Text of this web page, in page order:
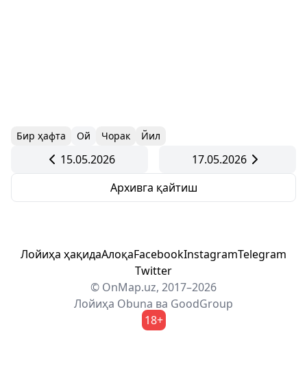
Бир ҳафта Ой Чорак Йил
15.05.2026
17.05.2026
Архивга қайтиш
Лойиҳа ҳақидаАлоқаFacebookInstagramTelegram
Twitter
© OnMap.uz, 2017–2026
Лойиҳа Obuna ва GoodGroup
18+